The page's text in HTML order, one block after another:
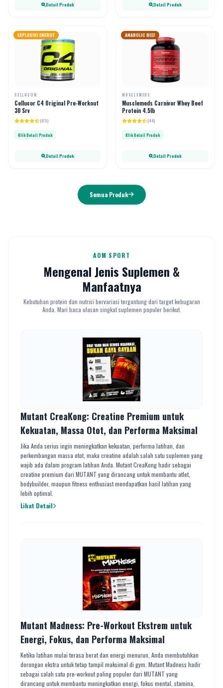
Detail Produk Detail Produk
EXPLOSIVE ENERGY
CELLUCOR
Cellucor C4 Original Pre-Workout
30 Srv
(85)
Klik Detail Produk
Detail Produk
ANABOLIC BEEF
MUSCLEMEDS
Musclemeds Carnivor Whey Beef
Protein 4.5lb
(44)
Klik Detail Produk
Detail Produk
Semua Produk
AOM SPORT
Mengenal Jenis Suplemen &
Manfaatnya
Kebutuhan protein dan nutrisi bervariasi tergantung dari target kebugaran
Anda. Mari baca ulasan singkat suplemen populer berikut.
Mutant CreaKong: Creatine Premium untuk
Kekuatan, Massa Otot, dan Performa Maksimal
Jika Anda serius ingin meningkatkan kekuatan, performa latihan, dan
perkembangan massa otot, maka creatine adalah salah satu suplemen yang
wajib ada dalam program latihan Anda. Mutant CreaKong hadir sebagai
creatine premium dari MUTANT yang dirancang untuk membantu atlet,
bodybuilder, maupun fitness enthusiast mendapatkan hasil latihan yang
lebih optimal.
Lihat Detail
Mutant Madness: Pre-Workout Ekstrem untuk
Energi, Fokus, dan Performa Maksimal
Ketika latihan mulai terasa berat dan energi menurun, Anda membutuhkan
dorongan ekstra untuk tetap tampil maksimal di gym. Mutant Madness hadir
sebagai salah satu pre-workout paling populer dari MUTANT yang
dirancang untuk membantu meningkatkan energi, fokus mental, stamina,